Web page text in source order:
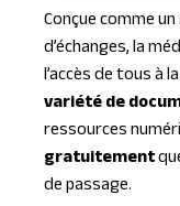
Conçue comme un
d’échanges, la
l’accès de tous à
variété de
ressources
gratuitement
de passage.